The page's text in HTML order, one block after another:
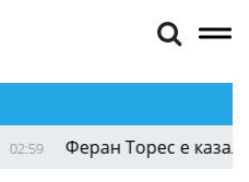
се адаптираме към